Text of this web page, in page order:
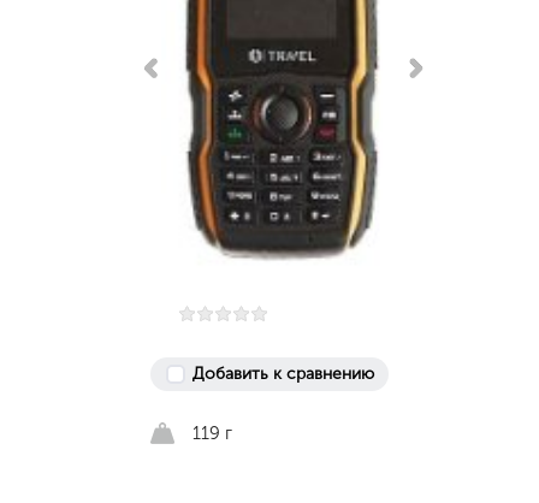
Добавить к сравнению
119 г